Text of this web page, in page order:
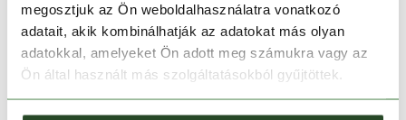
megosztjuk az Ön weboldalhasználatra vonatkozó
adatait, akik kombinálhatják az adatokat más olyan
adatokkal, amelyeket Ön adott meg számukra vagy az
Ön által használt más szolgáltatásokból gyűjtöttek.